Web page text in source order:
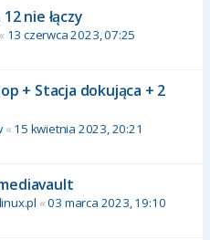
nie łączy
« 13 czerwca 2023, 07:25
+ Stacja dokująca + 2
« 15 kwietnia 2023, 20:21
«03 marca 2023, 19:10